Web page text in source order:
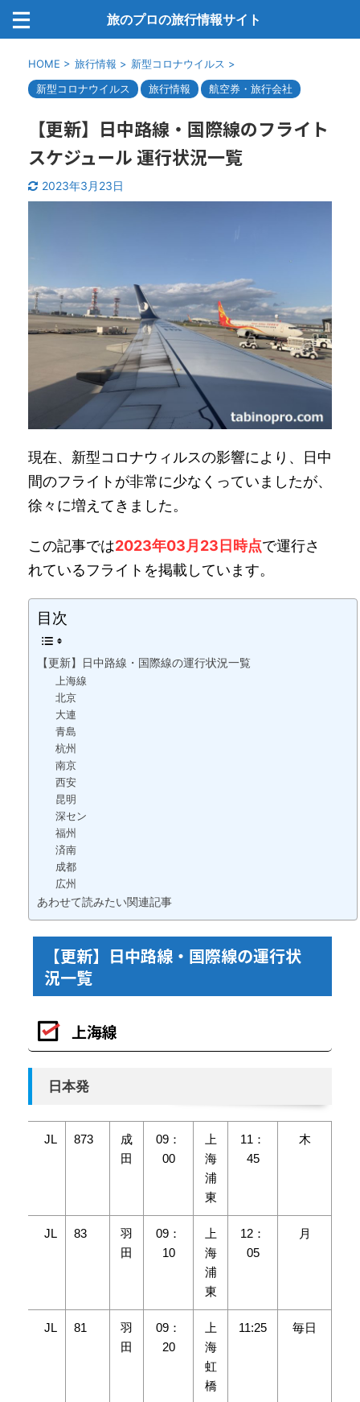
旅のプロの旅行情報サイト
HOME > 旅行情報 > 新型コロナウイルス >
新型コロナウイルス
旅行情報 航空券・旅行会社
【更新】日中路線・国際線のフライト
スケジュール 運行状況一覧
2023年3月23日
現在、新型コロナウィルスの影響により、日中
間のフライトが非常に少なくっていましたが、
徐々に増えてきました。
この記事では2023年03月23日時点で運行さ
れているフライトを掲載しています。
目次
【更新】日中路線・国際線の運行状況一覧
上海線
北京
大連
青島
杭州
南京
西安
昆明
深セン
福州
済南
成都
広州
あわせて読みたい関連記事
【更新】日中路線・国際線の運行状
況一覧
上海線
日本発
JL 873
成
田
09：
00
上
海
浦
東
11：
45
木
JL 83
羽
田
09：
10
上
海
浦
東
12：
05
月
JL 81
羽
田
09：
20
上
海
虹
橋
11:25 毎日